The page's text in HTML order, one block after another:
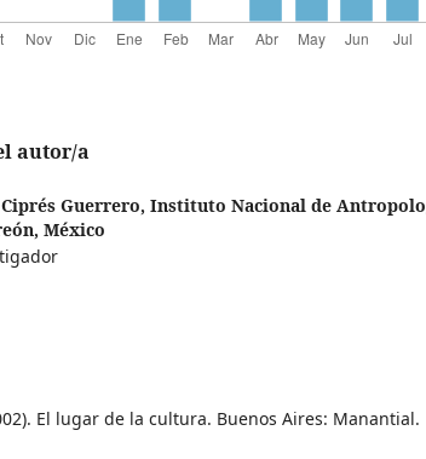
autor/a
Guerrero, Instituto Nacional de
México
El lugar de la cultura. Buenos Aires: Manantial.